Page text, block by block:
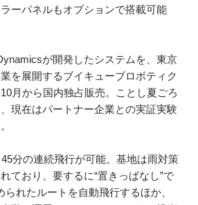
ーパネルもオプションで搭載可能
が開発したシステムを、東京
を展開するブイキューブロボティク
月から国内独占販売。ことし夏ごろ
現在はパートナー企業との実証実験
分の連続飛行が可能。基地は雨対策
ており、要するに“置きっぱなし”で
れたルートを自動飛行するほか、